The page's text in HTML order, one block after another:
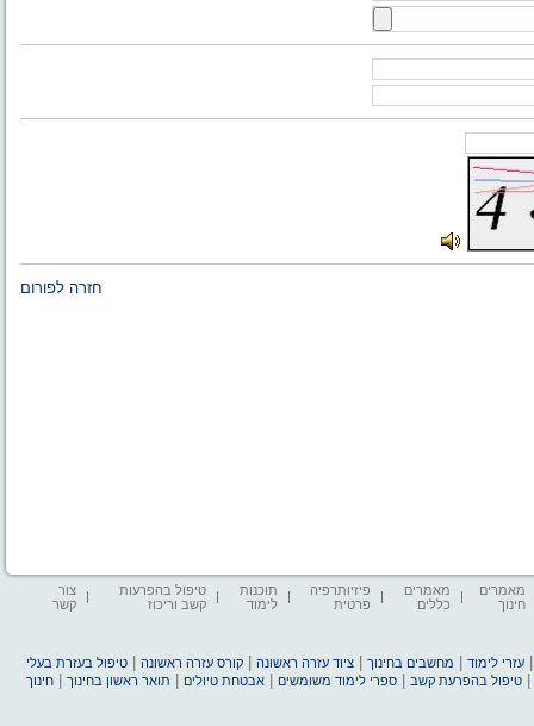
חזרה לפורום
מאמרים
חינוך
מאמרים
כללים
פיזיותרפיה
פרטית
תוכנות
לימוד
טיפול בהפרעות
קשב וריכוז
צור
קשר
עזרי לימוד מחשבים בחינוך |ציוד עזרה ראשונה |קורס עזרה ראשונה |טיפול בעזרת בעלי
|טיפול בהפרעת קשב |ספרי לימוד משומשים |אבטחת טיולים תואר ראשון בחינוך |חינוך